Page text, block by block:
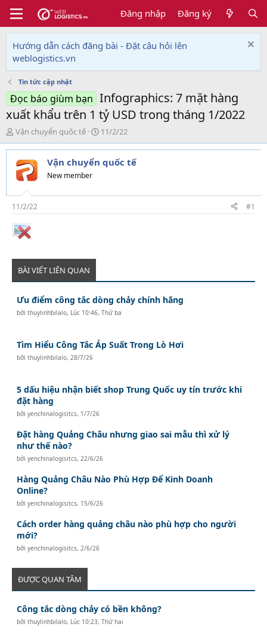
Đăng nhập Đăng ký
Hướng dẫn cách đăng bài - Đặt câu hỏi lên
weblogistics.vn
Tin tức cập nhật
Đọc báo giùm bạn Infographics: 7 mặt hàng
xuất khẩu trên 1 tỷ USD trong tháng 1/2022
T
h
r
e
a
d
s
t
a
r
t
r
Vận chuyển quốc tế
N
g
à
y
i
11/2/22
Vận chuyển quốc tế
New member
11/2/22 #1
BÀI VIẾT LIÊN QUAN
Ưu điểm công tắc dòng chảy chính hãng
bởithuylinhbilalo, Lúc 10:46, Thứ ba
Tìm Hiểu Công Tắc Áp Suất Trong Lò Hơi
bởithuylinhbilalo, 28/7/26
5 dấu hiệu nhận biết shop Trung Quốc uy tín trước khi
đặt hàng
bởiyenchinalogisitcs, 1/7/26
Đặt hàng Quảng Châu nhưng giao sai mẫu thì xử lý
như thế nào?
bởiyenchinalogisitcs, 22/6/26
Hàng Quảng Châu Nào Phù Hợp Để Kinh Doanh
Online?
bởiyenchinalogisitcs, 15/6/26
Cách order hàng quảng châu nào phù hợp cho người
mới?
bởiyenchinalogisitcs, 2/6/26
ĐƯỢC QUAN TÂM
Công tắc dòng chảy có bền không?
bởithuylinhbilalo, Lúc 10:23, Thứ hai